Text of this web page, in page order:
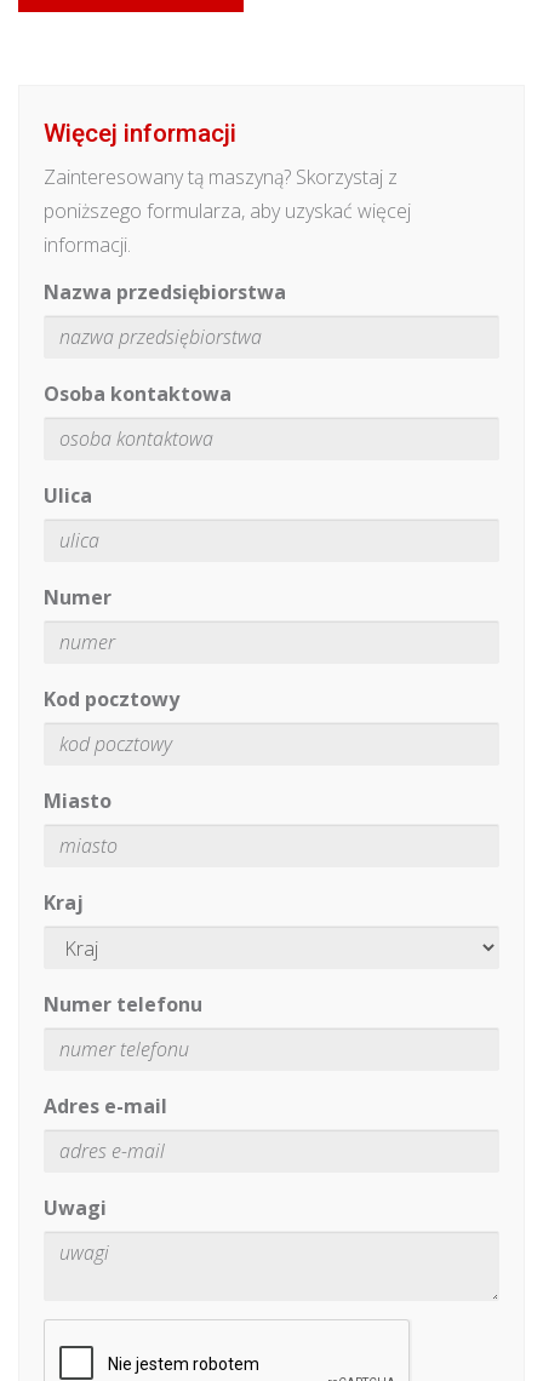
Więcej informacji
Zainteresowany tą maszyną? Skorzystaj z
poniższego formularza, aby uzyskać więcej
informacji.
Nazwa przedsiębiorstwa
Osoba kontaktowa
Ulica
Numer
Kod pocztowy
Miasto
Kraj
Numer telefonu
Adres e-mail
Uwagi